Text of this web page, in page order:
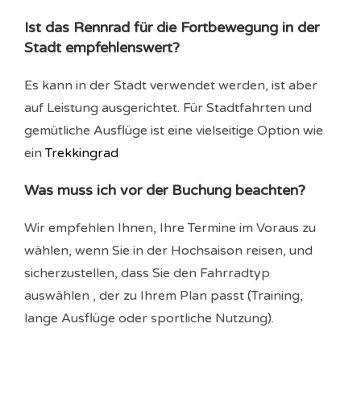
Ist das Rennrad für die Fortbewegung in der
Stadt empfehlenswert?
Es kann in der Stadt verwendet werden, ist aber
auf Leistung ausgerichtet. Für Stadtfahrten und
gemütliche Ausflüge ist eine vielseitige Option wie
einTrekkingrad
Was muss ich vor der Buchung beachten?
Wir empfehlen Ihnen, Ihre Termine im Voraus zu
wählen, wenn Sie in der Hochsaison reisen, und
sicherzustellen, dass Sie den Fahrradtyp
auswählen , der zu Ihrem Plan passt (Training,
lange Ausflüge oder sportliche Nutzung).